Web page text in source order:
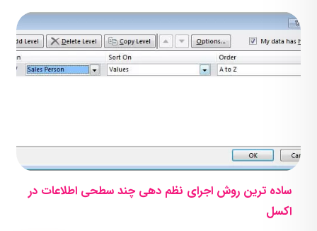
ساده ترین روش اجرای نظم دهی چند سطحی اطلاعات در
اکسل